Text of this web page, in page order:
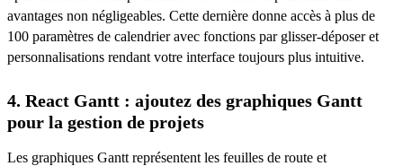
avantages non négligeables. Cette dernière donne accès à plus de
100 paramètres de calendrier avec fonctions par glisser-déposer et
personnalisations rendant votre interface toujours plus intuitive.
4. React Gantt : ajoutez des graphiques Gantt
pour la gestion de projets
Les graphiques Gantt représentent les feuilles de route et